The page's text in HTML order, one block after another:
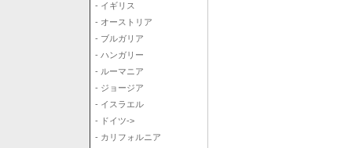
- イギリス
- オーストリア
- ブルガリア
- ハンガリー
- ルーマニア
- ジョージア
- イスラエル
- ドイツ->
- カリフォルニア